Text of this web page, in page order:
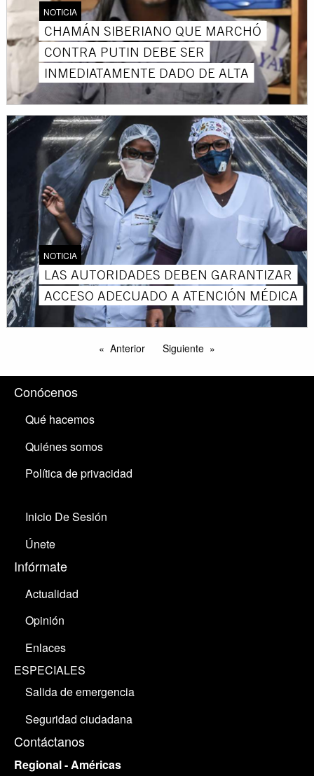
NOTICIA
CHAMÁN SIBERIANO QUE MARCHÓ
CONTRA PUTIN DEBE SER
INMEDIATAMENTE DADO DE ALTA
NOTICIA
LAS AUTORIDADES DEBEN GARANTIZAR
ACCESO ADECUADO A ATENCIÓN MÉDICA
Anterior Siguiente
Conócenos
Qué hacemos
Quiénes somos
Política de privacidad
Inicio De Sesión
Únete
Infórmate
Actualidad
Opinión
Enlaces
ESPECIALES
Salida de emergencia
Seguridad ciudadana
Contáctanos
Regional - Américas